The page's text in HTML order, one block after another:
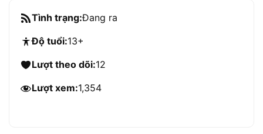
Tình trạng:Đang ra
Độ tuổi:13+
Lượt theo dõi:12
Lượt xem:1,354